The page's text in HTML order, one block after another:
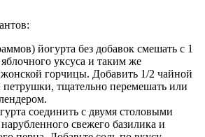
йогурта без добавок смешать с 1
уксуса и таким же
горчицы. Добавить 1/2 чайной
тщательно перемешать или
соединить с двумя столовыми
свежего базилика и